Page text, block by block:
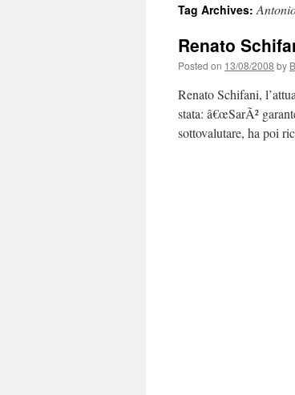
content
Tag Archives:
Renato
Posted on 13/08/2008 by
Renato Schifani,
stata: â€œSarÃ²
sottovalutare, ha poi